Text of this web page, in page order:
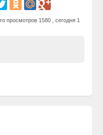
просмотров 1580 , сегодня 1